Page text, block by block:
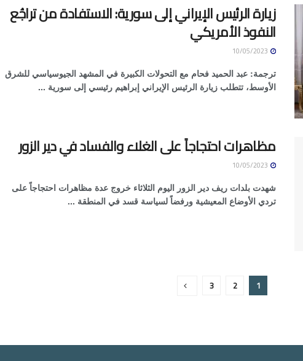
زيارة الرئيس الإيراني إلى سورية: الاستفادة من تراجُع
النفوذ الأمريكي
ترجمة: عبد الحميد فحام مع التحولات الكبيرة في المشهد الجيوسياسي للشرق
الأوسط، تتطلب زيارة الرئيس الإيراني إبراهيم رئيسي إلى سورية ...
مظاهرات احتجاجاً على الغلاء والفساد في دير الزور
شهدت بلدات ريف دير الزور اليوم الثلاثاء خروج عدة مظاهرات احتجاجاً على
تردي الأوضاع المعيشية ورفضاً لسياسة قسد في المنطقة ...
1
2
3